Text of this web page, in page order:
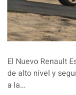
El Nuevo Renault
de alto nivel y
a la…